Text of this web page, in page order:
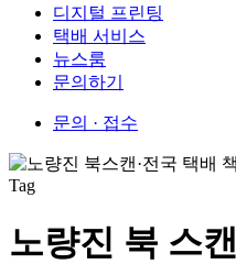
디지털 프린팅
택배 서비스
뉴스룸
문의하기
문의 · 접수
Tag
노량진 북 스캔